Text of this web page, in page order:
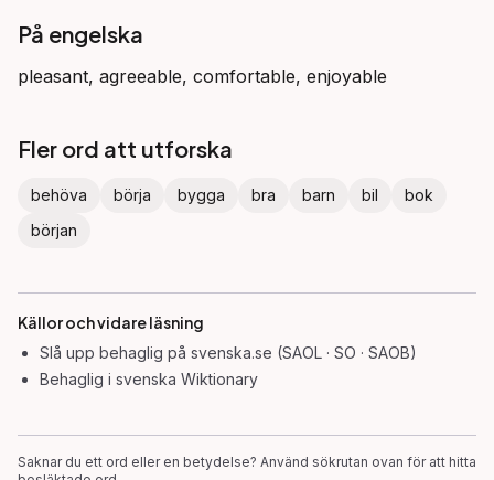
På engelska
pleasant, agreeable, comfortable, enjoyable
Fler ord att utforska
behöva börja bygga bra barn bil
bok
början
Källor och vidare läsning
Slå upp behaglig på svenska.se (SAOL · SO · SAOB)
Behaglig i svenska Wiktionary
Saknar du ett ord eller en betydelse? Använd sökrutan ovan för att hitta